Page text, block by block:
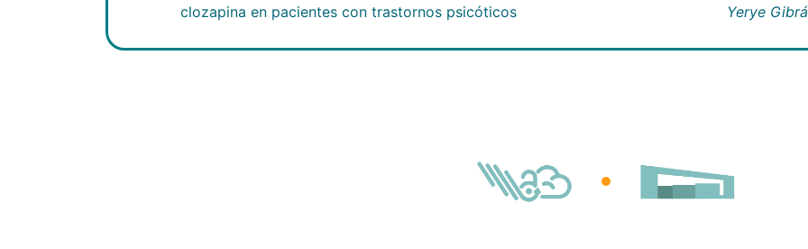
clozapina en pacientes con trastornos psicóticos
Yerye